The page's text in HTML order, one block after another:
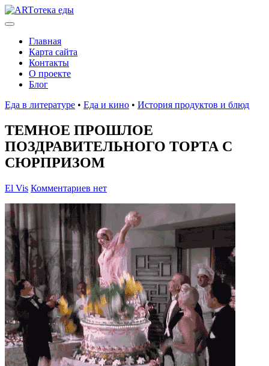
Главная
Карта сайта
Контакты
О проекте
Блог
Еда в литературе • Еда и кино • История продуктов и блюд
ТЕМНОЕ ПРОШЛОЕ
ПОЗДРАВИТЕЛЬНОГО ТОРТА С
СЮРПРИЗОМ
El Vis Комментариев нет